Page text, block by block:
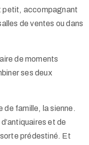
petit, accompagnant
de ventes ou dans
de moments
ses deux
de famille, la sienne.
et de
prédestiné. Et